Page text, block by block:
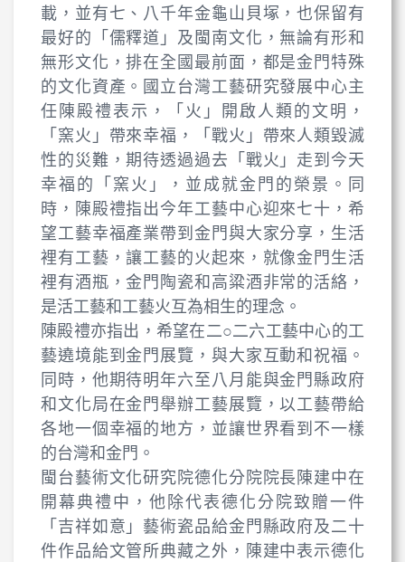
載，並有七、八千年金龜山貝塚，也保留有
最好的「儒釋道」及閩南文化，無論有形和
無形文化，排在全國最前面，都是金門特殊
的文化資產。國立台灣工藝研究發展中心主
任陳殿禮表示，「火」開啟人類的文明，
「窯火」帶來幸福，「戰火」帶來人類毀滅
性的災難，期待透過過去「戰火」走到今天
幸福的「窯火」，並成就金門的榮景。同
時，陳殿禮指出今年工藝中心迎來七十，希
望工藝幸福產業帶到金門與大家分享，生活
裡有工藝，讓工藝的火起來，就像金門生活
裡有酒瓶，金門陶瓷和高粱酒非常的活絡，
是活工藝和工藝火互為相生的理念。
陳殿禮亦指出，希望在二○二六工藝中心的工
藝遶境能到金門展覽，與大家互動和祝福。
同時，他期待明年六至八月能與金門縣政府
和文化局在金門舉辦工藝展覽，以工藝帶給
各地一個幸福的地方，並讓世界看到不一樣
的台灣和金門。
閩台藝術文化研究院德化分院院長陳建中在
開幕典禮中，他除代表德化分院致贈一件
「吉祥如意」藝術瓷品給金門縣政府及二十
件作品給文管所典藏之外，陳建中表示德化